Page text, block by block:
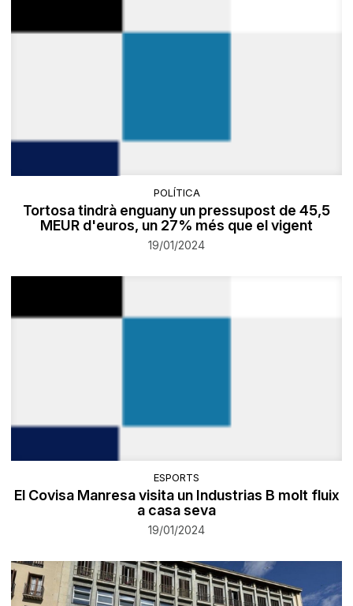
POLÍTICA
Tortosa tindrà enguany un pressupost de 45,5
MEUR d'euros, un 27% més que el vigent
19/01/2024
ESPORTS
El Covisa Manresa visita un Industrias B molt fluix
a casa seva
19/01/2024